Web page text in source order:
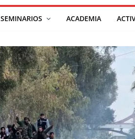
SEMINARIOS ACADEMIA